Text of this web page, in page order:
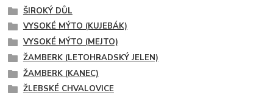
ŠIROKÝ DŮL
VYSOKÉ MÝTO (KUJEBÁK)
VYSOKÉ MÝTO (MEJTO)
ŽAMBERK (LETOHRADSKÝ JELEN)
ŽAMBERK (KANEC)
ŽLEBSKÉ CHVALOVICE